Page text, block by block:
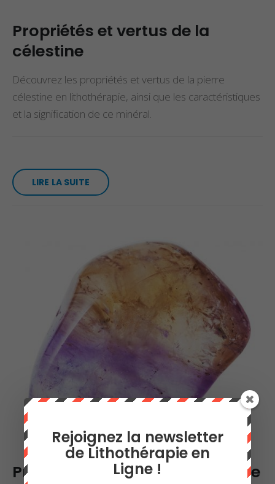
Propriétés et vertus de la
célestine
Découvrez les propriétés et vertus de la pierre
célestine en lithothérapie, ainsi que les caractéristiques
et la signification de ce minéral.
LIRE LA SUITE
Propriétés et Vertus de la Pierre
Rejoignez la newsletter
de Lithothérapie en
Ligne !